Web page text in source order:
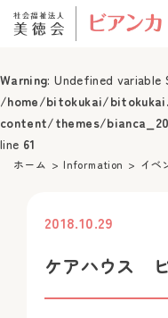
Warning: Undefined
/home/bitokukai/
content/themes/
line 61
ホーム Information イベ
2018.10.29
ケアハウス